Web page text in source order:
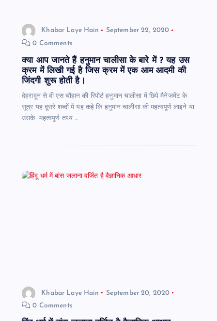
Khabar Laye Hain
September 22, 2020
0 Comments
क्या आप जानते हैं हनुमान चालीसा के बारे में ? यह उस
क्रम में लिखी गई है जिस क्रम में एक आम आदमी की
जिंदगी शुरू होती है।
देहरादून से वी एस चौहान की रिपोर्ट हनुमान चालीसा में छिपे मैनेजमेंट के
सूत्र यह दूसरे शब्दों में यह कहे कि हनुमान चालीसा की महत्वपूर्ण लाइने या
उसके महत्वपूर्ण तथ्य …
Khabar Laye Hain
September 20, 2020
0 Comments